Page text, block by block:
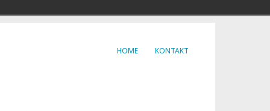
HOME KONTAKT